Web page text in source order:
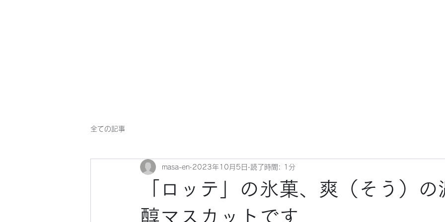
全ての記事
「ロッテ」の氷菓、爽（そう）の
醇マスカットです
masa-en 2023年10月5日 読了時間: 1分